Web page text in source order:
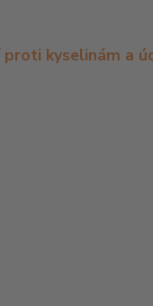
kyselinám a